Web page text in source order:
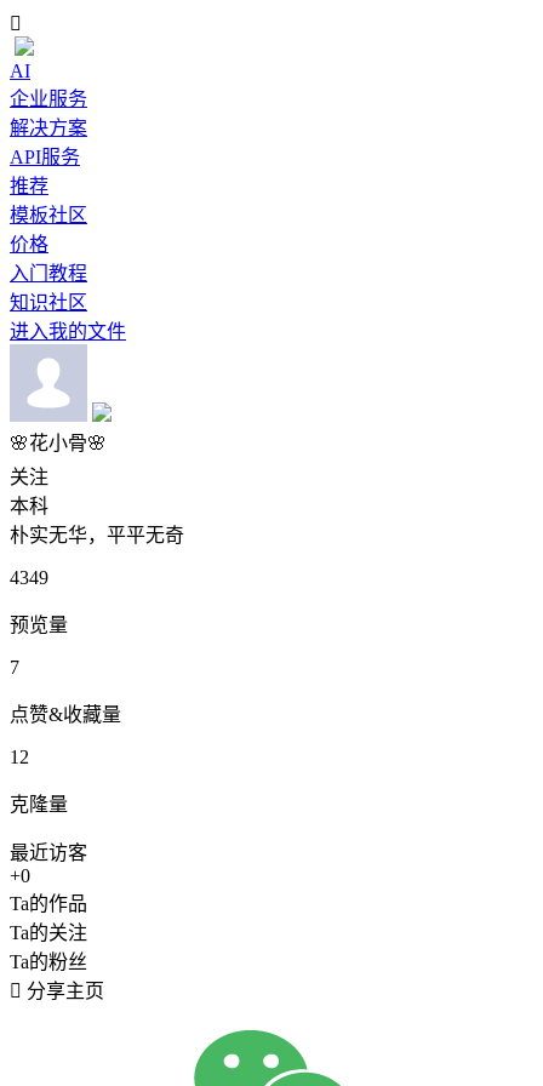

AI
企业服务
解决方案
API服务
推荐
模板社区
价格
入门教程
知识社区
进入我的文件
🌸花小骨🌸
关注
本科
朴实无华，平平无奇
4349
预览量
7
点赞&收藏量
12
克隆量
最近访客
+0
Ta的作品
Ta的关注
Ta的粉丝
 分享主页